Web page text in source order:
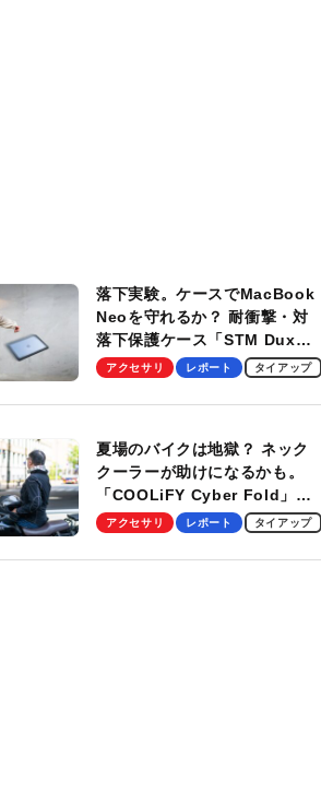
落下実験。ケースでMacBook
Neoを守れるか？ 耐衝撃・対
落下保護ケース「STM Dux
Ultra」を検証。学生、ビジネ
適！
アクセサリ レポート タイアップ
夏場のバイクは地獄？ ネック
クーラーが助けになるかも。
「COOLiFY Cyber Fold」レ
ビュー。冷却の速さ、密着する
性がグッド！
アクセサリ レポート タイアップ